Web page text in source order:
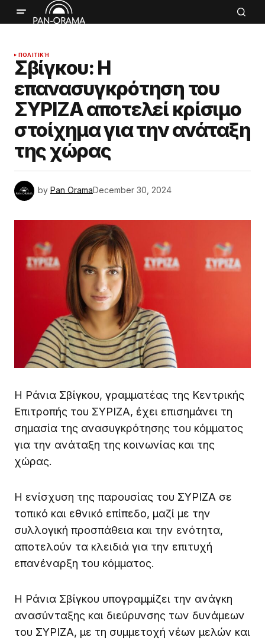
ΠΟΛΙΤΙΚΉ
Σβίγκου: Η
επανασυγκρότηση του
ΣΥΡΙΖΑ αποτελεί κρίσιμο
στοίχημα για την ανάταξη
της χώρας
by Pan OramaDecember 30, 2024
Η Ράνια Σβίγκου, γραμματέας της Κεντρικής
Επιτροπής του ΣΥΡΙΖΑ, έχει επισημάνει τη
σημασία της ανασυγκρότησης του κόμματος
για την ανάταξη της κοινωνίας και της
χώρας.
Η ενίσχυση της παρουσίας του ΣΥΡΙΖΑ σε
τοπικό και εθνικό επίπεδο, μαζί με την
συλλογική προσπάθεια και την ενότητα,
αποτελούν τα κλειδιά για την επιτυχή
επανέναρξη του κόμματος.
Η Ράνια Σβίγκου υπογραμμίζει την ανάγκη
ανασύνταξης και διεύρυνσης των δυνάμεων
του ΣΥΡΙΖΑ, με τη συμμετοχή νέων μελών και